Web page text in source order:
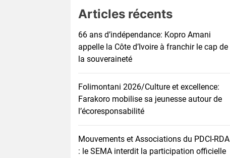
Articles récents
66 ans d’indépendance: Kopro Amani
appelle la Côte d’Ivoire à franchir le cap de
la souveraineté
Folimontani 2026/Culture et excellence:
Farakoro mobilise sa jeunesse autour de
l’écoresponsabilité
Mouvements et Associations du PDCI-RDA
: le SEMA interdit la participation officielle